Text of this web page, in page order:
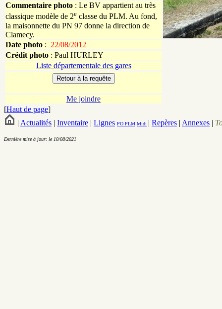
Commentaire photo : Le BV appartient au très
classique modèle de 2e classe du PLM. Au fond,
la maisonnette du PN 97 donne la direction de
Clamecy.
Date photo : 22/08/2012
Crédit photo : Paul HURLEY
Liste départementale des gares
Me joindre
[Haut de page]
| Actualités | Inventaire | Lignes PO PLM Midi | Repères | Annexes |
Dernière mise à jour: le 10/08/2021